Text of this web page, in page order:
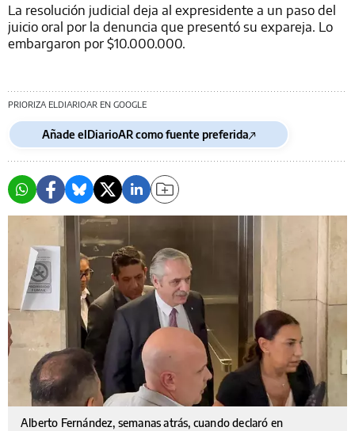
La resolución judicial deja al expresidente a un paso del
juicio oral por la denuncia que presentó su expareja. Lo
embargaron por $10.000.000.
PRIORIZA ELDIARIOAR EN GOOGLE
Añade elDiarioAR como fuente preferida
Alberto Fernández, semanas atrás, cuando declaró en